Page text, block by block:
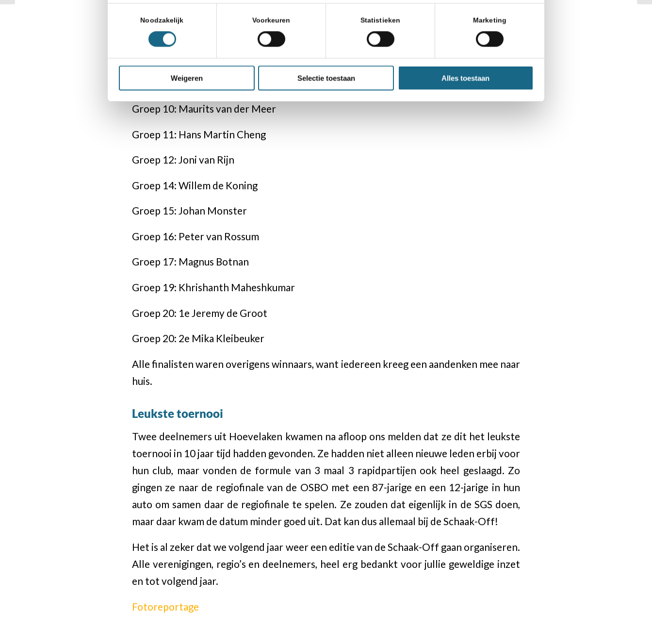
Noodzakelijk Voorkeuren Statistieken Marketing
Weigeren Selectie toestaan Alles toestaan
Groep 5: Daan van Pel
Groep 6: Fedor Sazonov
Groep 7: Quinten Nijland
Groep 8: Rik van Rootselaar
Groep 10: Maurits van der Meer
Groep 11: Hans Martin Cheng
Groep 12: Joni van Rijn
Groep 14: Willem de Koning
Groep 15: Johan Monster
Groep 16: Peter van Rossum
Groep 17: Magnus Botnan
Groep 19: Khrishanth Maheshkumar
Groep 20: 1e Jeremy de Groot
Groep 20: 2e Mika Kleibeuker
Alle finalisten waren overigens winnaars, want iedereen kreeg een aandenken mee naar
huis.
Leukste toernooi
Twee deelnemers uit Hoevelaken kwamen na afloop ons melden dat ze dit het leukste
toernooi in 10 jaar tijd hadden gevonden. Ze hadden niet alleen nieuwe leden erbij voor
hun club, maar vonden de formule van 3 maal 3 rapidpartijen ook heel geslaagd. Zo
gingen ze naar de regiofinale van de OSBO met een 87-jarige en een 12-jarige in hun
auto om samen daar de regiofinale te spelen. Ze zouden dat eigenlijk in de SGS doen,
maar daar kwam de datum minder goed uit. Dat kan dus allemaal bij de Schaak-Off!
Het is al zeker dat we volgend jaar weer een editie van de Schaak-Off gaan organiseren.
Alle verenigingen, regio’s en deelnemers, heel erg bedankt voor jullie geweldige inzet
en tot volgend jaar.
Fotoreportage